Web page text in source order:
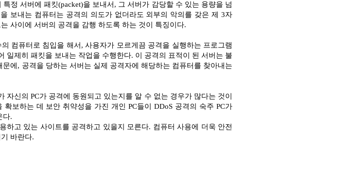
정 서버에 패킷(packet)을 보내서, 그 서버가 감당할 수 있는 용량을 넘
보내는 컴퓨터는 공격의 의도가 없더라도 외부의 악의를 갖은 제 3자
사이에 서버의 공격을 감행 하도록 하는 것이 특징이다.
컴퓨터로 침입을 해서, 사용자가 모르게끔 공격을 실행하는 프로그램
일제히 패킷을 보내는 작업을 수행한다. 이 공격의 표적이 된 서버는 불
에, 공격을 당하는 서버는 실제 공격자에 해당하는 컴퓨터를 찾아내는
신의 PC가 공격에 동원되고 있는지를 알 수 없는 경우가 많다는 것이
보하는 데 보안 취약성을 가진 개인 PC들이 DDoS 공격의 숙주 PC가
다.
하고 있는 사이트를 공격하고 있을지 모른다. 컴퓨터 사용에 더욱 안전
바란다.